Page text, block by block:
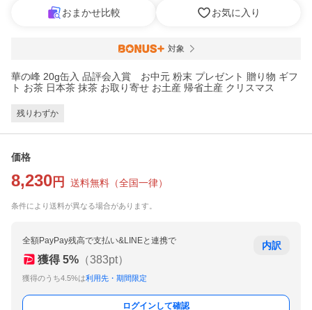
おまかせ比較 お気に入り
対象
華の峰 20g缶入 品評会入賞 お中元 粉末 プレゼント 贈り物 ギフ
ト お茶 日本茶 抹茶 お取り寄せ お土産 帰省土産 クリスマス
残りわずか
価格
8,230 円 送料無料 （全国一律）
条件により送料が異なる場合があります。
全額PayPay残高で支払い&LINEと連携で
獲得 5% （383pt）
獲得のうち4.5%は利用先・期間限定
内訳
ログインして確認